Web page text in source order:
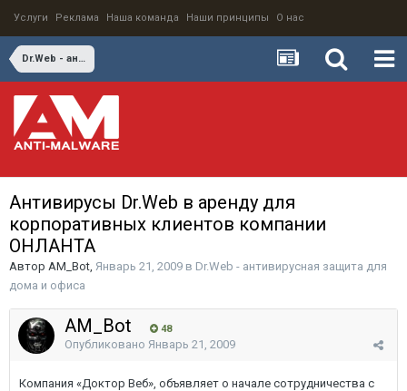
Услуги Реклама Наша команда Наши принципы О нас
Dr.Web - антивирусная защита для дома и офиса
Антивирусы Dr.Web в аренду для
корпоративных клиентов компании
ОНЛАНТА
Автор AM_Bot, Январь 21, 2009 в Dr.Web - антивирусная защита для
дома и офиса
AM_Bot 48
Опубликовано Январь 21, 2009
Компания «Доктор Веб», объявляет о начале сотрудничества с